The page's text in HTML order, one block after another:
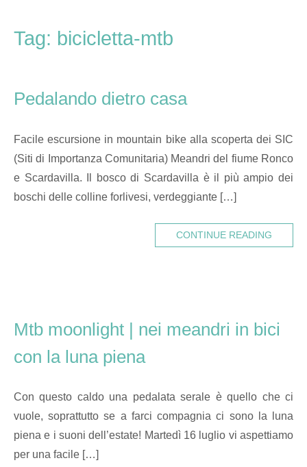
content
Tag: bicicletta-mtb
Pedalando dietro casa
Facile escursione in mountain bike alla scoperta dei SIC
(Siti di Importanza Comunitaria) Meandri del fiume Ronco
e Scardavilla. Il bosco di Scardavilla è il più ampio dei
boschi delle colline forlivesi, verdeggiante […]
CONTINUE READING
Mtb moonlight | nei meandri in bici
con la luna piena
Con questo caldo una pedalata serale è quello che ci
vuole, soprattutto se a farci compagnia ci sono la luna
piena e i suoni dell’estate! Martedì 16 luglio vi aspettiamo
per una facile […]